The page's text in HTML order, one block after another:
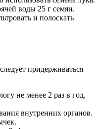
воды 25 г семян.
и полоскать
придерживаться
не менее 2 раз в год.
внутренних органов.